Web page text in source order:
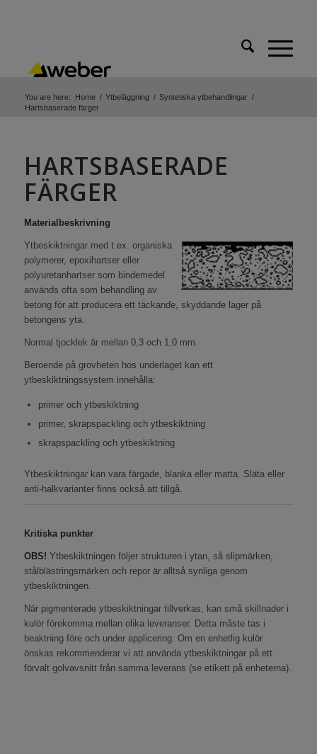
You are here: Home / Ytbeläggning / Syntetiska ytbehandlingar /
Hartsbaserade färger
HARTSBASERADE
FÄRGER
Materialbeskrivning
Ytbeskiktningar med t.ex. organiska
polymerer, epoxihartser eller
polyuretanhartser som bindemedel
används ofta som behandling av
betong för att producera ett täckande, skyddande lager på
betongens yta.
Normal tjocklek är mellan 0,3 och 1,0 mm.
Beroende på grovheten hos underlaget kan ett
ytbeskiktningssystem innehålla:
primer och ytbeskiktning
primer, skrapspackling och ytbeskiktning
skrapspackling och ytbeskiktning
Ytbeskiktningar kan vara färgade, blanka eller matta. Släta eller
anti-halkvarianter finns också att tillgå.
Kritiska punkter
OBS! Ytbeskiktningen följer strukturen i ytan, så slipmärken,
stålblästringsmärken och repor är alltså synliga genom
ytbeskiktningen.
När pigmenterade ytbeskiktningar tillverkas, kan små skillnader i
kulör förekomma mellan olika leveranser. Detta måste tas i
beaktning före och under applicering. Om en enhetlig kulör
önskas rekommenderar vi att använda ytbeskiktningar på ett
förvalt golvavsnitt från samma leverans (se etikett på enheterna).